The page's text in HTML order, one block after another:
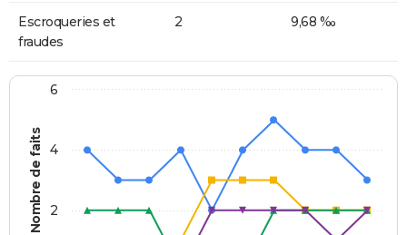
Escroqueries et
fraudes
2 9,68 ‰
Nombre de faits 2
4
6